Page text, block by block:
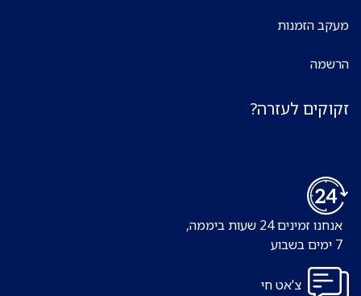
מעקב הזמנות
הרשמה
זקוקים לעזרה?
אנחנו זמינים 24 שעות ביממה,
צ'אט חי